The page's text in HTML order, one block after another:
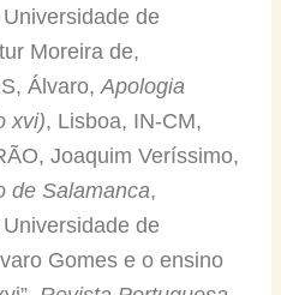
de
Moreira de,
Álvaro, Apologia
xvi), Lisboa, IN-CM,
Joaquim Veríssimo,
de Salamanca,
de
Gomes e o ensino